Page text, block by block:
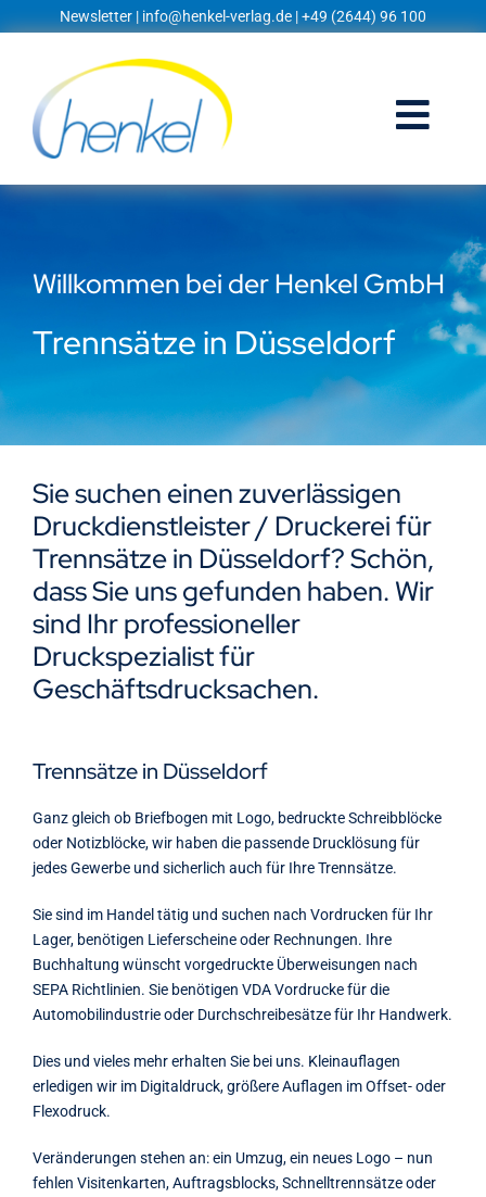
Inhalt
Newsletter | info@henkel-verlag.de | +49 (2644) 96 100
Startseite
Techniklexikon
Kontakt
Willkommen bei der Henkel GmbH
Trennsätze in Düsseldorf
Sie suchen einen zuverlässigen
Druckdienstleister / Druckerei für
Trennsätze in Düsseldorf? Schön,
dass Sie uns gefunden haben. Wir
sind Ihr professioneller
Druckspezialist für
Geschäftsdrucksachen.
Trennsätze in Düsseldorf
Ganz gleich ob Briefbogen mit Logo, bedruckte Schreibblöcke
oder Notizblöcke, wir haben die passende Drucklösung für
jedes Gewerbe und sicherlich auch für Ihre Trennsätze.
Sie sind im Handel tätig und suchen nach Vordrucken für Ihr
Lager, benötigen Lieferscheine oder Rechnungen. Ihre
Buchhaltung wünscht vorgedruckte Überweisungen nach
SEPA Richtlinien. Sie benötigen VDA Vordrucke für die
Automobilindustrie oder Durchschreibesätze für Ihr Handwerk.
Dies und vieles mehr erhalten Sie bei uns. Kleinauflagen
erledigen wir im Digitaldruck, größere Auflagen im Offset- oder
Flexodruck.
Veränderungen stehen an: ein Umzug, ein neues Logo – nun
fehlen Visitenkarten, Auftragsblocks, Schnelltrennsätze oder